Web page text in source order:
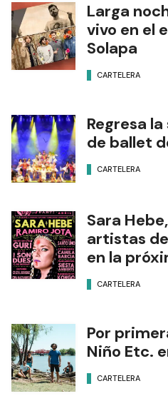
Larga
vivo en el
Solapa
CARTELERA
Regresa
de ballet
CARTELERA
Sara
artistas
en la
CARTELERA
Por
Niño Etc.
CARTELERA